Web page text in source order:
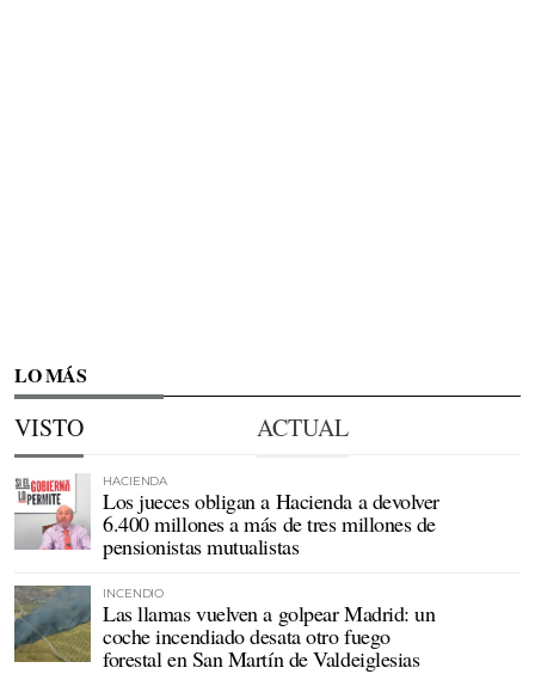
LO MÁS
VISTO ACTUAL
HACIENDA
Los jueces obligan a Hacienda a devolver
6.400 millones a más de tres millones de
pensionistas mutualistas
INCENDIO
Las llamas vuelven a golpear Madrid: un
coche incendiado desata otro fuego
forestal en San Martín de Valdeiglesias